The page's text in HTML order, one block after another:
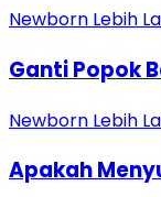
Newborn Lebih
Ganti Popok
Newborn Lebih
Apakah